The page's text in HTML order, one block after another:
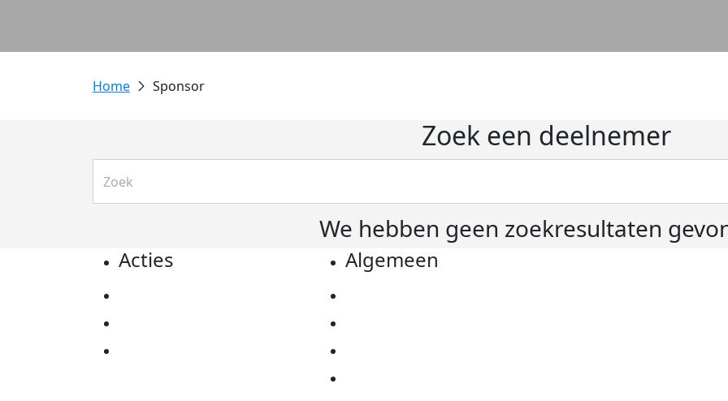
Sponsor
Zoek een deelnemer
We hebben geen zoekresultaten
Acties Algemeen